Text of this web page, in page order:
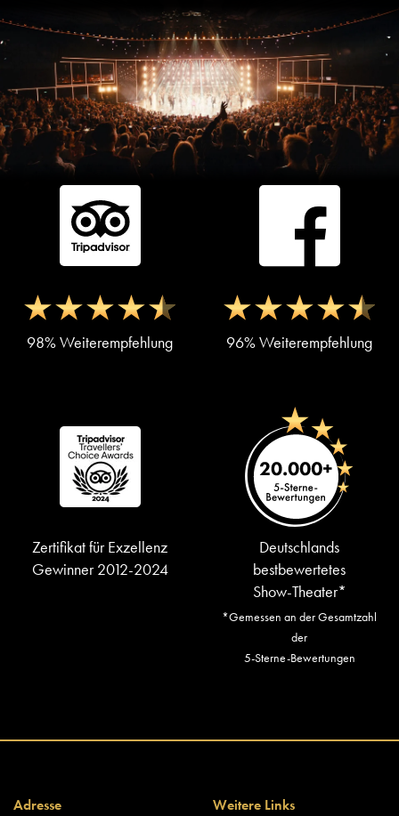
98% Weiterempfehlung 96% Weiterempfehlung
Zertifikat für Exzellenz
Gewinner 2012-2024
Deutschlands
bestbewertetes
Show-Theater*
*Gemessen an der Gesamtzahl
der
5-Sterne-Bewertungen
Adresse Weitere Links